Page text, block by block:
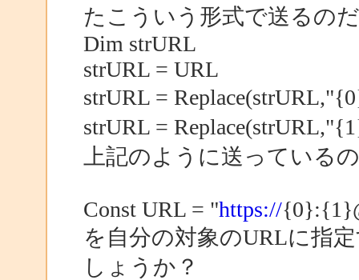
たこういう形式で送るの
Dim strURL
strURL = URL
strURL =
strURL =
上記のように送っている
Const URL = "https://
を自分の対象のURLに指
しょうか？